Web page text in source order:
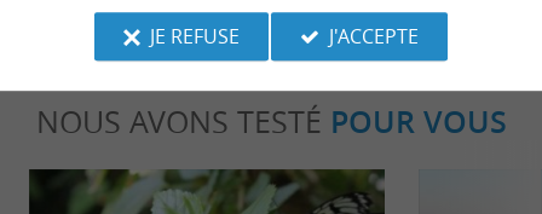
NOUS AVONS TESTÉ POUR VOUS
JE REFUSE
J'ACCEPTE